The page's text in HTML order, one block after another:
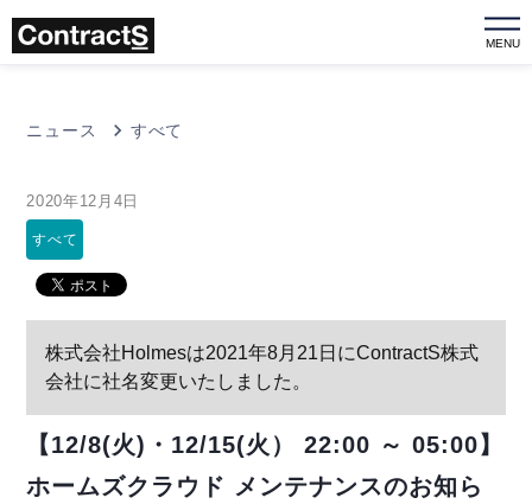
MENU
ニュース すべて
2020年12月4日
すべて
株式会社Holmesは2021年8月21日にContractS株式
会社に社名変更いたしました。
【12/8(火)・12/15(火） 22:00 ～ 05:00】
ホームズクラウド メンテナンスのお知ら